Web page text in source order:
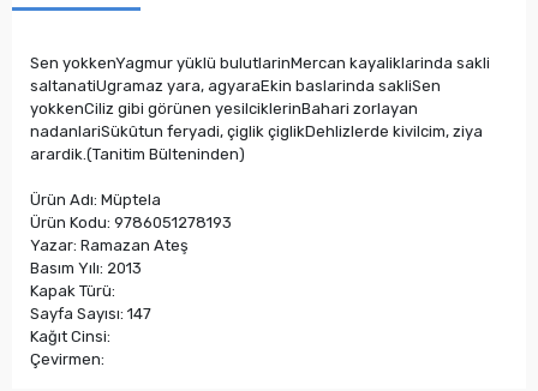
Sen yokkenYagmur yüklü bulutlarinMercan kayaliklarinda sakli
saltanatiUgramaz yara, agyaraEkin baslarinda sakliSen
yokkenCiliz gibi görünen yesilciklerinBahari zorlayan
nadanlariSükûtun feryadi, çiglik çiglikDehlizlerde kivilcim, ziya
arardik.(Tanitim Bülteninden)
Ürün Adı: Müptela
Ürün Kodu: 9786051278193
Yazar: Ramazan Ateş
Basım Yılı: 2013
Kapak Türü:
Sayfa Sayısı: 147
Kağıt Cinsi:
Çevirmen: